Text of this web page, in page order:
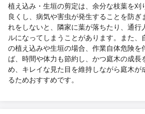
植え込み・生垣の剪定は、余分な枝葉を刈
良くし、病気や害虫が発生することを防ぎ
れをしないと、隣家に葉が落ちたり、通行
ルになってしまうことがあります。また、
の植え込みや生垣の場合、作業自体危険を
ば、時間や体力も節約し、かつ庭木の成長
め、キレイな見た目を維持しながら庭木が
るためおすすめです。